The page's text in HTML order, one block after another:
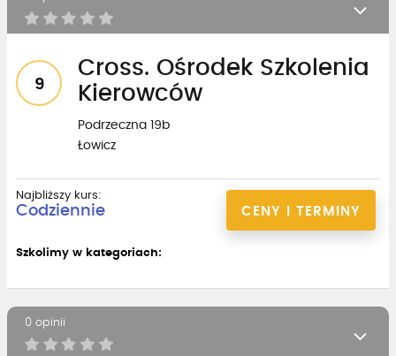
9
Cross. Ośrodek Szkolenia
Kierowców
Podrzeczna 19b
Łowicz
CENY I TERMINY
Najbliższy kurs:
Codziennie
Szkolimy w kategoriach:
0 opinii